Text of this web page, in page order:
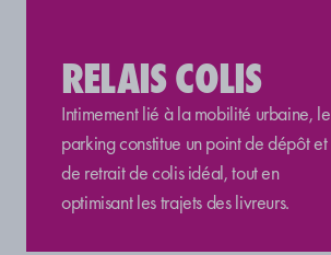
RELAIS COLIS
Intimement lié à la mobilité urbaine, le
parkingconstitue un point de dépôt et
de retrait de colisidéal, tout en
optimisant les trajets des livreurs.